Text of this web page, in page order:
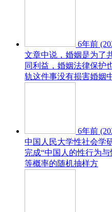
6年前
文章中说，婚姻是为了
同利益，婚姻法律保护
轨这件事没有损害婚姻
6年前
中国人民大学性社会学
完成“中国人的性行为
等概率的随机抽样方